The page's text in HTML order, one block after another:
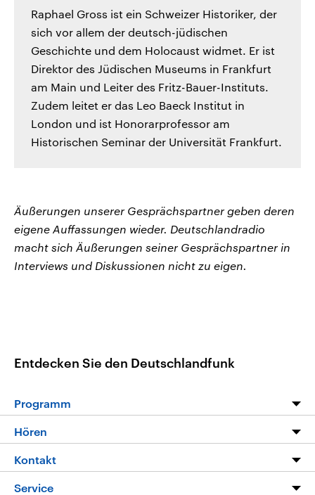
Raphael Gross ist ein Schweizer Historiker, der
sich vor allem der deutsch-jüdischen
Geschichte und dem Holocaust widmet. Er ist
Direktor des Jüdischen Museums in Frankfurt
am Main und Leiter des Fritz-Bauer-Instituts.
Zudem leitet er das Leo Baeck Institut in
London und ist Honorarprofessor am
Historischen Seminar der Universität Frankfurt.
Äußerungen unserer Gesprächspartner geben deren
eigene Auffassungen wieder. Deutschlandradio
macht sich Äußerungen seiner Gesprächspartner in
Interviews und Diskussionen nicht zu eigen.
Entdecken Sie den Deutschlandfunk
Programm
Programm
Die Nachrichten
Hören
Livestream
Kontakt
Hörerservice
Service